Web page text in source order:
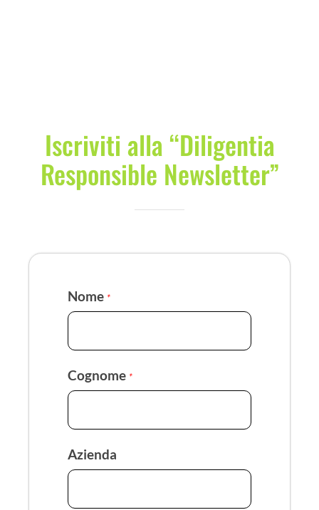
Iscriviti alla “Diligentia
Responsible Newsletter”
Nome *
Cognome *
Azienda